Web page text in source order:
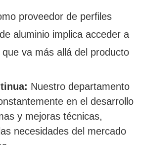
proveedor de perfiles
aluminio implica acceder a
va más allá del producto
Nuestro departamento
en el desarrollo
y mejoras técnicas,
necesidades del mercado